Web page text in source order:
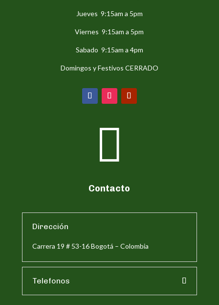
Jueves 9:15am a 5pm
Viernes 9:15am a 5pm
Sabado 9:15am a 4pm
Domingos y Festivos CERRADO

Contacto
Dirección
Carrera 19 # 53-16 Bogotá – Colombia
Telefonos